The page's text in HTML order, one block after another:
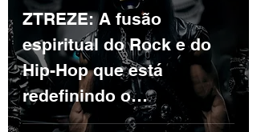
ZTREZE: A fusão
espiritual do Rock e do
Hip-Hop que está
redefinindo o
underground.